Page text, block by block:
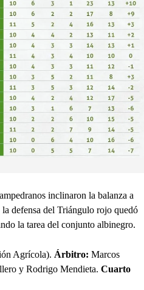
inclinaron la balanza a
defensa del Triángulo rojo quedó
la tarea del conjunto albinegro.
Agrícola). Árbitro: Marcos
y Rodrigo Mendieta. Cuarto